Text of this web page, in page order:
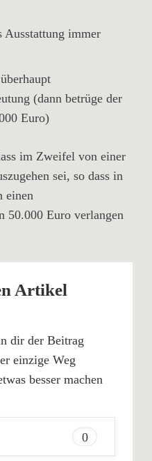
Ausstattung immer
(dann betrüge der
Euro)
im Zweifel von einer
sei, so dass in
einen
50.000 Euro verlangen
Artikel
dir der Beitrag
einzige Weg
besser machen
0